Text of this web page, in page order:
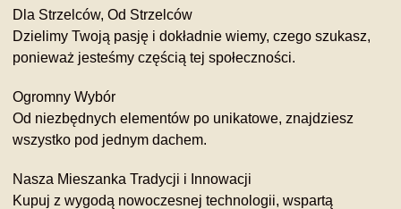
Dla Strzelców, Od Strzelców
Dzielimy Twoją pasję i dokładnie wiemy, czego szukasz,
ponieważ jesteśmy częścią tej społeczności.
Ogromny Wybór
Od niezbędnych elementów po unikatowe, znajdziesz
wszystko pod jednym dachem.
Nasza Mieszanka Tradycji i Innowacji
Kupuj z wygodą nowoczesnej technologii, wspartą